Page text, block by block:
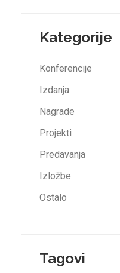
Kategorije
Konferencije
Izdanja
Nagrade
Projekti
Predavanja
Izložbe
Ostalo
Tagovi